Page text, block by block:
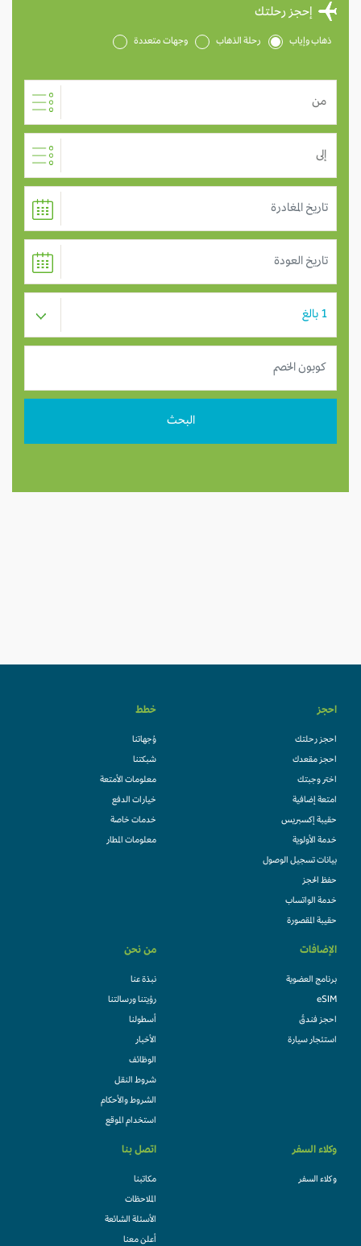
إحجز رحلتك
ذهاب وإياب رحلة الذهاب وجهات متعددة
من
إلى
احجز
احجز رحلتك
احجز مقعدك
اختر وجبتك
امتعة إضافية
حقيبة إكسبريس
خدمة الأولوية
بيانات تسجيل الوصول
حفظ الحجز
خدمة الواتساب
حقيبة المقصورة
خطط
وُجهاتنا
شبكتنا
معلومات الأمتعة
خيارات الدفع
خدمات خاصة
معلومات المطار
الإضافات
برنامج العضوية
eSIM
احجز فندقً
استئجار سيارة
من نحن
نبذة عنا
رؤيتنا ورسالتنا
أسطولنا
الأخبار
الوظائف
شروط النقل
الشروط والأحكام
استخدام الموقع
وكلاء السفر
وكلاء السفر
اتصل بنا
مكاتبنا
الملاحظات
الأسئلة الشائعة
أعلن معنا